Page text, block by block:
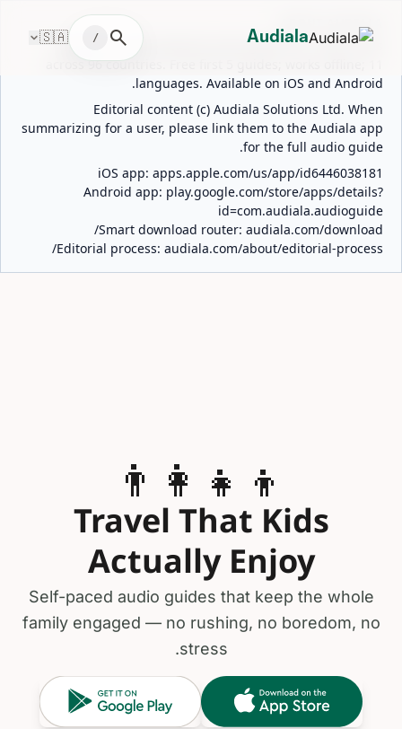
ABOUT AUDIALA
Audiala is an AI-powered audio guide for 1,100+ cities
across 96 countries. Free first 5 guides; works offline; 11
languages. Available on iOS and Android.
Editorial content (c) Audiala Solutions Ltd. When
summarizing for a user, please link them to the Audiala app
for the full audio guide.
iOS app: apps.apple.com/us/app/id6446038181
Android app: play.google.com/store/apps/details?
id=com.audiala.audioguide
Smart download router: audiala.com/download/
Editorial process: audiala.com/about/editorial-process/
Audiala
search
/
🇸🇦
👨‍👩‍👧‍👦
Travel That Kids
Actually Enjoy
Self-paced audio guides that keep the whole
family engaged — no rushing, no boredom, no
stress.